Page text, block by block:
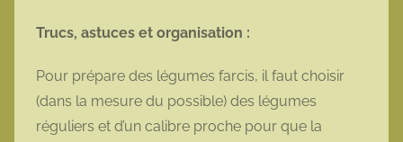
Trucs, astuces et organisation :
Pour prépare des légumes farcis, il faut choisir
(dans la mesure du possible) des légumes
réguliers et d’un calibre proche pour que la